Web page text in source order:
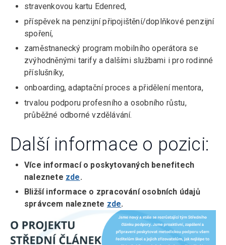
stravenkovou kartu Edenred,
příspěvek na penzijní připojištění/doplňkové penzijní
spoření,
zaměstnanecký program mobilního operátora se
zvýhodněnými tarify a dalšími službami i pro rodinné
příslušníky,
onboarding, adaptační proces a přidělení mentora,
trvalou podporu profesního a osobního růstu,
průběžné odborné vzdělávání.
Další informace o pozici:
Více informací o poskytovaných benefitech
naleznete zde.
Bližší informace o zpracování osobních údajů
správcem naleznete zde.